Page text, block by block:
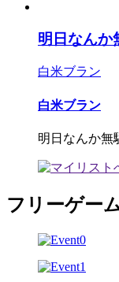
明日なんか
白米ブラン
白米ブラン
明日なんか無
フリーゲー